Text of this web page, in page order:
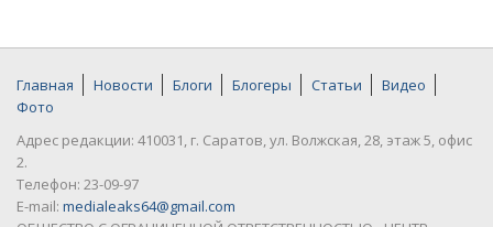
Главная Новости Блоги Блогеры Статьи
Видео
Фото
Адрес редакции: 410031, г. Саратов, ул. Волжская, 28, этаж 5, офис
2.
Телефон: 23-09-97
E-mail: medialeaks64@gmail.com